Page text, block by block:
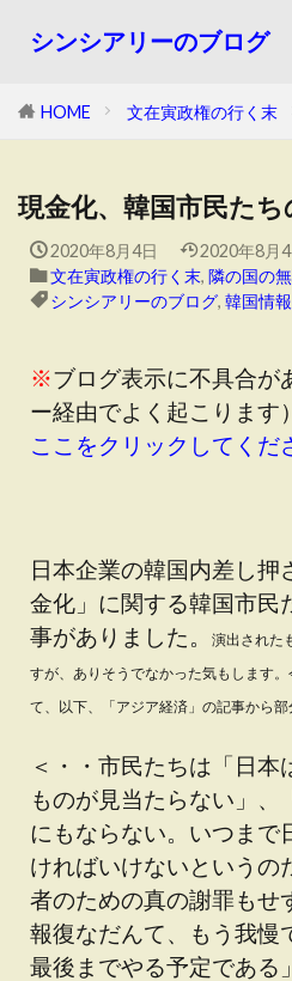
シンシアリーのブログ
HOME 文在寅政権の行く末
現金化、韓国市民たち
2020年8月4日
2020年8月4
文在寅政権の行く末, 隣の国の
シンシアリーのブログ, 韓国情報
※ブログ表示に不具合が
ー経由でよく起こります
ここをクリックしてくだ
日本企業の韓国内差し押
金化」に関する韓国市民
事がありました。
演出された
すが、 ありそうでなかった気もします
て、以下、「アジア経済」の記事から部
＜・・市民たちは「日本
ものが見当たらない」、
にもならない。いつまで
ければいけないというの
者のための真の謝罪もせ
報復なだんて、もう我慢
最後までやる予定である